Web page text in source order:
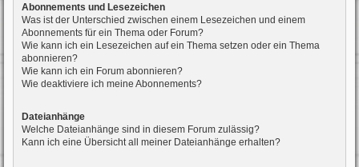
Abonnements und Lesezeichen
Was ist der Unterschied zwischen einem Lesezeichen und einem
Abonnements für ein Thema oder Forum?
Wie kann ich ein Lesezeichen auf ein Thema setzen oder ein Thema
abonnieren?
Wie kann ich ein Forum abonnieren?
Wie deaktiviere ich meine Abonnements?
Dateianhänge
Welche Dateianhänge sind in diesem Forum zulässig?
Kann ich eine Übersicht all meiner Dateianhänge erhalten?